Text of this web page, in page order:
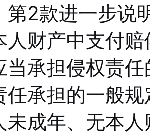
第2款进一步说
人财产中支付
当承担侵权责
任承担的一般
未成年、无本